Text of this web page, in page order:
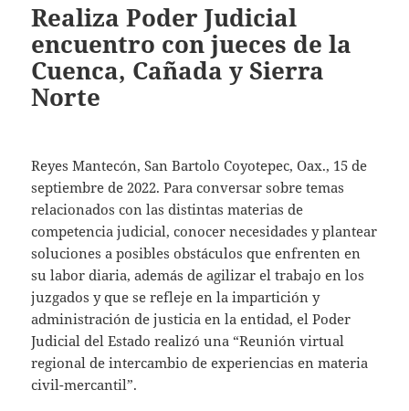
Realiza Poder Judicial
encuentro con jueces de la
Cuenca, Cañada y Sierra
Norte
Reyes Mantecón, San Bartolo Coyotepec, Oax., 15 de
septiembre de 2022. Para conversar sobre temas
relacionados con las distintas materias de
competencia judicial, conocer necesidades y plantear
soluciones a posibles obstáculos que enfrenten en
su labor diaria, además de agilizar el trabajo en los
juzgados y que se refleje en la impartición y
administración de justicia en la entidad, el Poder
Judicial del Estado realizó una “Reunión virtual
regional de intercambio de experiencias en materia
civil-mercantil”.